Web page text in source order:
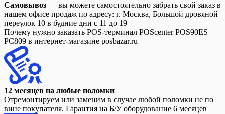
Самовывоз — вы можете самостоятельно забрать свой заказ в
нашем офисе продаж по адресу: г. Москва, Большой дровяной
переулок 10 в будние дни с 11 до 19
Почему нужно заказать POS-терминал POScenter POS90ES
PC809 в интернет-магазине posbazar.ru
12 месяцев на любые поломки
Отремонтируем или заменим в случае любой поломки не по
вине покупателя. Гарантия на Б/У оборудование 6 месяцев